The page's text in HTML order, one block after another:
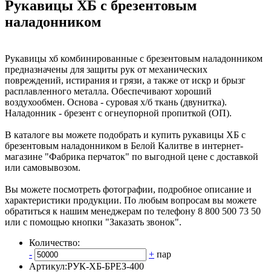
Рукавицы ХБ с брезентовым
наладонником
Рукавицы хб комбинированные с брезентовым наладонником
предназначены для защиты рук от механических
повреждений, истирания и грязи, а также от искр и брызг
расплавленного металла. Обеспечивают хороший
воздухообмен. Основа - суровая х/б ткань (двунитка).
Наладонник - брезент с огнеупорной пропиткой (ОП).
В каталоге вы можете подобрать и купить рукавицы ХБ с
брезентовым наладонником в Белой Калитве в интернет-
магазине "Фабрика перчаток" по выгодной цене с доставкой
или самовывозом.
Вы можете посмотреть фотографии, подробное описание и
характеристики продукции. По любым вопросам вы можете
обратиться к нашим менеджерам по телефону 8 800 500 73 50
или с помощью кнопки "Заказать звонок".
Количество:
-
+ пар
Артикул:РУК-ХБ-БРЕЗ-400